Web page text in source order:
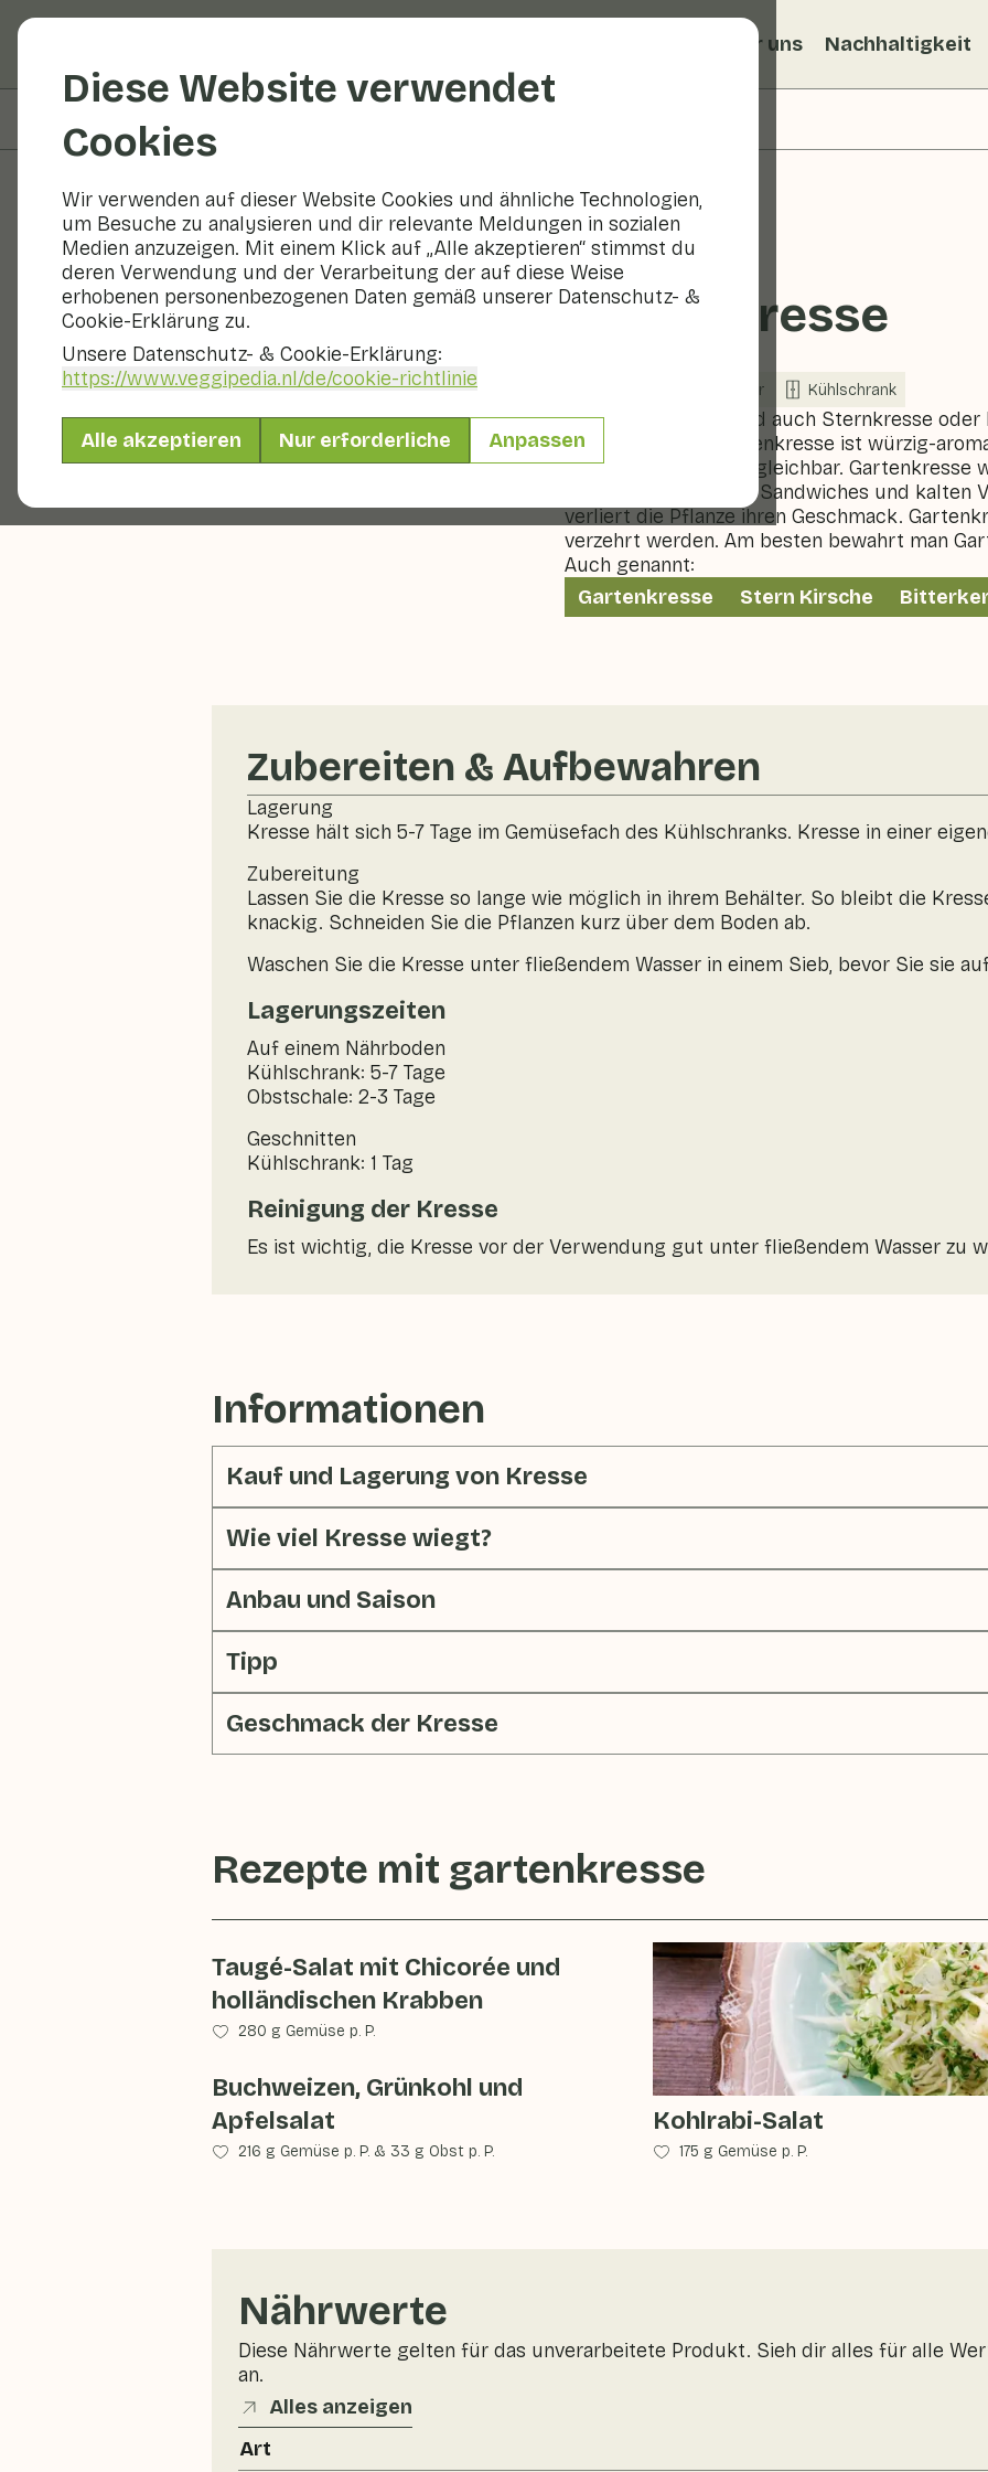
Diese Website verwendet
Cookies
Wir verwenden auf dieser Website Cookies und ähnliche Technologien,
um Besuche zu analysieren und dir relevante Meldungen in sozialen
Medien anzuzeigen. Mit einem Klick auf „Alle akzeptieren“ stimmst du
deren Verwendung und der Verarbeitung der auf diese Weise
erhobenen personenbezogenen Daten gemäß unserer Datenschutz- &
Cookie-Erklärung zu.
Unsere Datenschutz- & Cookie-Erklärung:
https://www.veggipedia.nl/de/cookie-richtlinie
Alle akzeptieren Nur erforderliche Anpassen
Über uns Nachhaltigkeit
Obst und Gemüse
Gartenkresse
Kräuter Kühlschrank
Die Gartenkresse wird auch Sternkresse
Geschmack der Gartenkresse ist würzig-
ehesten mit Senf vergleichbar. Gartenkresse
Oder als Garnitur auf Sandwiches und kalten
verliert die Pflanze ihren Geschmack.
verzehrt werden. Am besten bewahrt man
Auch genannt:
Gartenkresse
Stern Kirsche
Zubereiten & Aufbewahren
Lagerung
Kresse hält sich 5-7 Tage im Gemüsefach des Kühlschranks. Kresse in einer
Zubereitung
Lassen Sie die Kresse so lange wie möglich in ihrem Behälter. So bleibt die
knackig. Schneiden Sie die Pflanzen kurz über dem Boden ab.
Waschen Sie die Kresse unter fließendem Wasser in einem Sieb, bevor Sie sie
Lagerungszeiten
Auf einem Nährboden
Kühlschrank: 5-7 Tage
Obstschale: 2-3 Tage
Geschnitten
Kühlschrank: 1 Tag
Reinigung der Kresse
Es ist wichtig, die Kresse vor der Verwendung gut unter fließendem Wasser zu
Informationen
Kauf und Lagerung von Kresse
Wie viel Kresse wiegt?
Anbau und Saison
Tipp
Geschmack der Kresse
Rezepte mit gartenkresse
Taugé-Salat mit Chicorée und
holländischen Krabben
280 g Gemüse p. P.
Buchweizen, Grünkohl und
Apfelsalat
216 g Gemüse p. P. & 33 g Obst p. P.
Kohlrabi-Salat
175 g Gemüse p. P.
Nährwerte
Diese Nährwerte gelten für das unverarbeitete Produkt. Sieh dir alles für alle
an.
Alles anzeigen
Art